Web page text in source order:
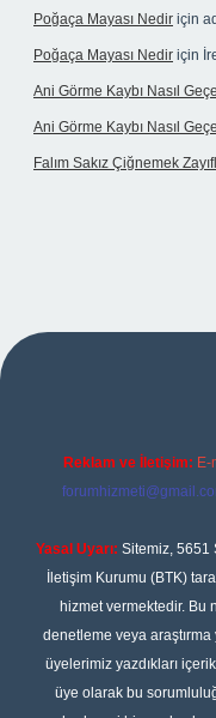
Poğaça Mayası Nedir için
Poğaça Mayası Nedir için
Ani Görme Kaybı Nasıl
Ani Görme Kaybı Nasıl
Falım Sakız Çiğnemek
Reklam ve İletişim: E-
Yasal Uyarı: Sitemiz, 5651
İletişim Kurumu (BTK)
hizmet vermektedir. Bu
denetleme veya
üyelerimiz yazdıkları
üye olarak bu